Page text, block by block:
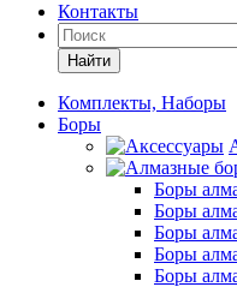
Контакты
Найти
Комплекты, Наборы
Боры
Боры
Боры
Боры
Боры
Боры